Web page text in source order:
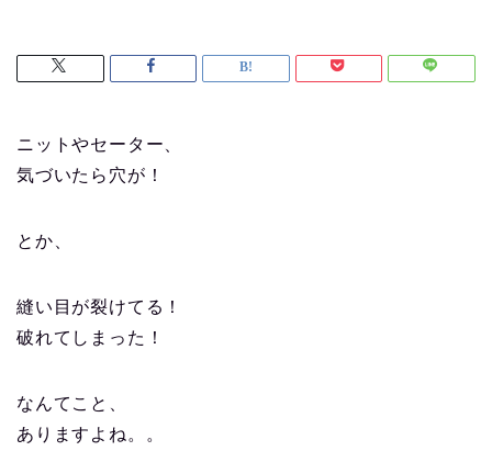
ニットやセーター、
気づいたら穴が！
とか、
縫い目が裂けてる！
破れてしまった！
なんてこと、
ありますよね。。